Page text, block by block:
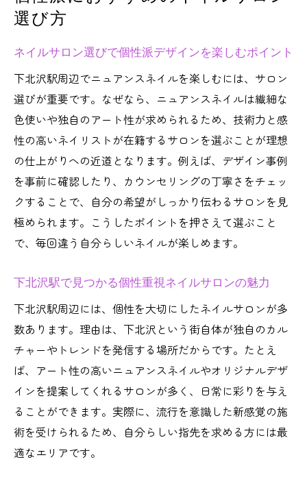
選び方
ネイルサロン選びで個性派デザインを楽しむポイント
下北沢駅周辺でニュアンスネイルを楽しむには、サロン
選びが重要です。なぜなら、ニュアンスネイルは繊細な
色使いや独自のアート性が求められるため、技術力と感
性の高いネイリストが在籍するサロンを選ぶことが理想
の仕上がりへの近道となります。例えば、デザイン事例
を事前に確認したり、カウンセリングの丁寧さをチェッ
クすることで、自分の希望がしっかり伝わるサロンを見
極められます。こうしたポイントを押さえて選ぶこと
で、毎回違う自分らしいネイルが楽しめます。
下北沢駅で見つかる個性重視ネイルサロンの魅力
下北沢駅周辺には、個性を大切にしたネイルサロンが多
数あります。理由は、下北沢という街自体が独自のカル
チャーやトレンドを発信する場所だからです。たとえ
ば、アート性の高いニュアンスネイルやオリジナルデザ
インを提案してくれるサロンが多く、日常に彩りを与え
ることができます。実際に、流行を意識した新感覚の施
術を受けられるため、自分らしい指先を求める方には最
適なエリアです。